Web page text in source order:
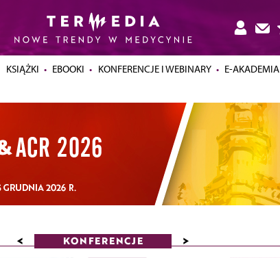
KSIĄŻKI EBOOKI KONFERENCJE I WEBINARY E-AKADEMIA
< KONFERENCJE >